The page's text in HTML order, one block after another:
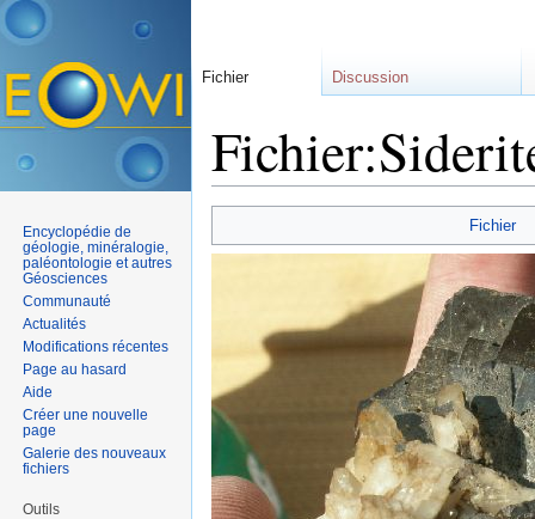
Fichier
Fichier Discussion
Encyclopédie de
géologie, minéralogie,
paléontologie et autres
Géosciences
Communauté
Actualités
Modifications récentes
Page au hasard
Aide
Créer une nouvelle
page
Galerie des nouveaux
fichiers
Outils